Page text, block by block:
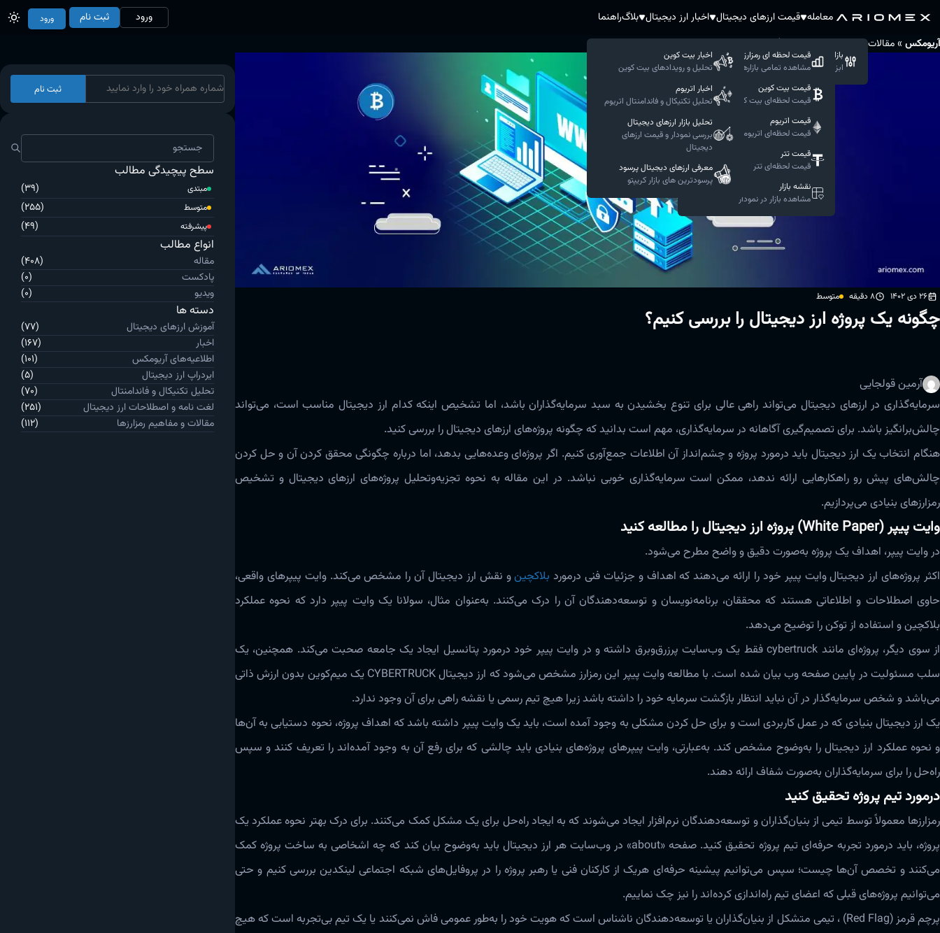
معامله
بازار حرفه ای
ابزار های پیشرفته معاملاتی
قیمت ارزهای دیجیتال
قیمت لحظه ای رمزارزها
مشاهده تمامی بازار‌ها
قیمت‌ بیت کوین
قیمت لحظه‌ای بیت کوین
قیمت‌ اتریوم
قیمت لحظه‌ای اتریوم
قیمت‌ تتر
قیمت لحظه‌ای تتر
نقشه بازار
مشاهده بازار در نمودار
اخبار ارز دیجیتال
اخبار بیت کوین
تحلیل و رویدادهای بیت کوین
اخبار اتریوم
تحلیل تکنیکال و فاندامنتال اتریوم
تحلیل بازار ارزهای دیجیتال
بررسی نمودار و قیمت ارزهای
دیجیتال
معرفی ارزهای دیجیتال پرسود
پرسودترین های بازار کریپتو
بلاگراهنما ورود ثبت نام ورود
آریومکس »مقالات و مفاهیم رمزارزها »
26 دی 1402 8 دقیقه متوسط
چگونه یک پروژه‌ ارز دیجیتال را بررسی کنیم؟
آرمین قولجایی
سرمایه‌گذاری در ارزهای دیجیتال می‌تواند راهی عالی برای تنوع بخشیدن به سبد سرمایه‌گذاران باشد، اما تشخیص اینکه کدام ارز دیجیتال مناسب است، می‌تواند
چالش‌برانگیز باشد‌‌‌. برای تصمیم‌گیری آگاهانه در سرمایه‌گذاری، مهم است بدانید که چگونه پروژه‌‌های ارزهای دیجیتال را بررسی کنید‌‌‌.
هنگام انتخاب یک ارز دیجیتال باید درمورد پروژه و چشم‌انداز آن اطلاعات جمع‌آوری کنیم‌‌‌. اگر پروژه‌ای وعده‌‌هایی بدهد، اما درباره چگونگی محقق کردن آن و حل کردن
چالش‌‌های پیش رو راهکارهایی ارائه ندهد، ممکن است سرمایه‌گذاری خوبی نباشد‌‌‌. در این مقاله به نحوه تجزیه‌وتحلیل پروژه‌‌های ارزهای دیجیتال و تشخیص
رمزارزهای بنیادی‌ می‌پردازیم‌‌‌.
وایت پیپر (White Paper) پروژه ارز دیجیتال را مطالعه کنید
در وایت پیپر، اهداف یک پروژه ‌به‌صورت دقیق و واضح مطرح می‌شود‌‌‌.
اکثر پروژه‌‌های ارز دیجیتال وایت پیپر خود را ارائه‌ می‌دهند که اهداف و جزئیات فنی ‌‌‌درمورد بلاکچینو نقش ارز دیجیتال آن را مشخص‌ می‌کند‌‌‌. وایت پیپرهای واقعی،
حاوی اصطلاحات و اطلاعاتی هستند که محققان، برنامه‌نویسان و توسعه‌دهندگان آن را درک‌ می‌کنند‌‌‌. ‌به‌عنوان مثال، سولانا یک وایت پیپر دارد که نحوه عملکرد
بلاکچین و استفاده از توکن را توضیح‌ می‌دهد‌‌‌.
از سوی دیگر، پروژه‌ای مانند cybertruck فقط یک وب‌سایت پرزرق‌وبرق داشته و در وایت پیپر خود ‌‌‌درمورد پتانسیل ایجاد یک جامعه صحبت‌ می‌کند‌‌‌. همچنین، یک
سلب مسئولیت در پایین صفحه وب بیان شده است‌‌‌. با مطالعه وایت پیپر این رمزارز مشخص‌‌ می‌شود که ارز دیجیتال CYBERTRUCK یک میم‌کوین بدون ارزش ذاتی
می‌باشد و شخص سرمایه‌گذار در آن نباید انتظار بازگشت سرمایه خود را داشته باشد زیرا هیچ تیم رسمی یا نقشه راهی برای آن وجود ندارد‌‌‌.
یک ارز دیجیتال بنیادی که در عمل کاربردی است و برای حل کردن مشکلی به وجود آمده است، باید یک وایت پیپر داشته باشد که اهداف پروژه، نحوه دستیابی به آن‌ها
و نحوه عملکرد ارز دیجیتال را ‌به‌وضوح مشخص کند‌‌‌. به‌عبارتی، وایت پیپرهای پروژه‌‌های بنیادی باید چالشی که برای رفع آن به وجود آمده‌‌‌اند را تعریف کنند و سپس‌
راه‌حل را برای سرمایه‌گذاران ‌به‌صورت شفاف ارائه دهند‌‌‌.
درمورد تیم پروژه تحقیق کنید
رمزارزها معمولاً توسط تیمی از بنیان‌گذاران و توسعه‌دهندگان نرم‌افزار ایجاد‌ می‌شوند که به ایجاد‌ راه‌حل برای یک مشکل کمک‌ می‌کنند‌‌‌. برای درک بهتر نحوه عملکرد یک
پروژه، باید ‌‌‌درمورد تجربه حرفه‌ای تیم پروژه تحقیق کنید‌‌‌. صفحه «about» در وب‌سایت هر ارز دیجیتال باید ‌به‌وضوح بیان کند که چه اشخاصی به ساخت پروژه کمک
می‌کنند و تخصص آن‌ها چیست‌‌‌؛ سپس می‌توانیم پیشینه حرفه‌ای هریک از کارکنان فنی یا رهبر پروژه را در پروفایل‌‌های شبکه اجتماعی لینکدین بررسی کنیم و حتی‌
می‌توانیم پروژه‌‌های قبلی که اعضای تیم راه‌اندازی کرده‌‌‌اند را نیز چک نماییم.
پرچم قرمز (Red Flag) ، تیمی متشکل از بنیان‌گذاران یا توسعه‌دهندگان ناشناس است که هویت خود را ‌به‌طور عمومی فاش نمی‌کنند یا یک تیم بی‌تجربه است که هیچ
ثبت نام
سطح پیچیدگی مطالب
مبتدی (39)
متوسط (255)
پیشرفته (49)
انواع مطالب
مقاله
(408)
پادکست
(0)
ویدیو
(0)
دسته ها
آموزش ارزهای دیجیتال
(77)
اخبار
(167)
اطلاعیه‌های آریومکس
(101)
ایردراپ ارز دیجیتال
(5)
تحلیل تکنیکال و فاندامنتال
(70)
لغت نامه و اصطلاحات ارز دیجیتال
(251)
مقالات و مفاهیم رمزارزها
(112)